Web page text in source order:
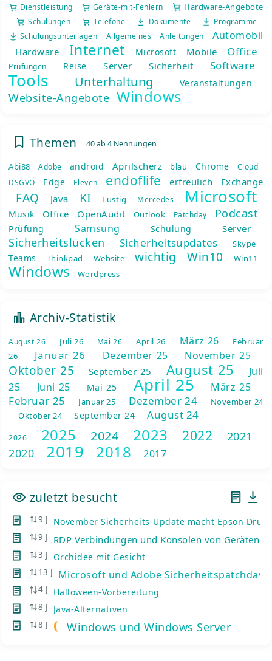
Dienstleistung Geräte-mit-Fehlern Hardware-Angebote
Schulungen Telefone Dokumente
Programme
Schulungsunterlagen
Allgemeines Anleitungen Automobil
Hardware Internet Microsoft Mobile Office
Prüfungen Reise Server Sicherheit Software
Tools Unterhaltung Veranstaltungen
Website-Angebote Windows
Themen 40 ab 4 Nennungen
Abi88 Adobe android Aprilscherz blau Chrome
Cloud
DSGVO
Edge Eleven endoflife erfreulich Exchange
FAQ Java KI Lustig Mercedes Microsoft
Musik Office OpenAudit Outlook Patchday Podcast
Prüfung Samsung Schulung Server
Sicherheitslücken Sicherheitsupdates Skype
Teams Thinkpad Website wichtig Win10 Win11
Windows Wordpress
Archiv-Statistik
August 26 Juli 26 Mai 26 April 26 März 26
Februar
26
Januar 26 Dezember 25 November 25
Oktober 25 September 25 August 25
Juli
25
Juni 25 Mai 25 April 25 März 25
Februar 25 Januar 25 Dezember 24
November 24
Oktober 24
September 24 August 24
2026 2025 2024 2023 2022
2021
2020
2019 2018 2017
zuletzt besucht
9 J November Sicherheits-Update macht Epson
9 J RDP Verbindungen und Konsolen von Geräten
3 J Orchidee mit Gesicht
13 J Microsoft und Adobe Sicherheitspatchday
4 J Halloween-Vorbereitung
8 J Java-Alternativen
8 J Windows und Windows Server